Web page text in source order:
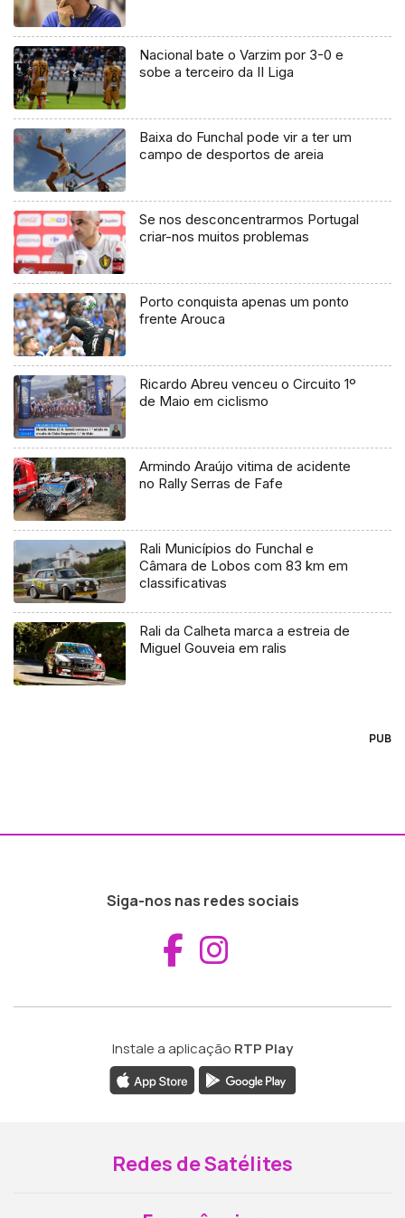
Nacional bate o Varzim por 3-0 e
sobe a terceiro da II Liga
Baixa do Funchal pode vir a ter um
campo de desportos de areia
Se nos desconcentrarmos Portugal
criar-nos muitos problemas
Porto conquista apenas um ponto
frente Arouca
Ricardo Abreu venceu o Circuito 1º
de Maio em ciclismo
Armindo Araújo vitima de acidente
no Rally Serras de Fafe
Rali Municípios do Funchal e
Câmara de Lobos com 83 km em
classificativas
Rali da Calheta marca a estreia de
Miguel Gouveia em ralis
PUB
Siga-nos nas redes sociais
Aceder ao
Instale a aplicação RTP Play
Redes de Satélites